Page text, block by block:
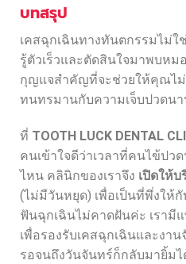
บทสรุป
เคสฉุกเฉินทางทันตกรรมไม่ใ
รู้ตัวเร็วและตัดสินใจมาพบหม
กุญแจสำคัญที่จะช่วยให้คุณไม่
ทนทรมานกับความเจ็บปวดนา
ที่ TOOTH LUCK DENTAL
คนเข้าใจดีว่าเวลาที่คนไข้ป
ไหน คลินิกของเราจึง เปิดให้
(ไม่มีวันหยุด) เพื่อเป็นที่พึ่งให้
ฟันฉุกเฉินไม่คาดฝันค่ะ เรามี
เพื่อรองรับเคสฉุกเฉินและงา
รอจนถึงวันจันทร์ก็กลับมายิ้มไ